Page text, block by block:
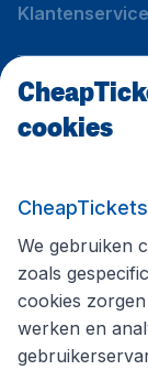
Klantenservice
Volg
cookies
We gebruiken
zoals
cookies
werken en